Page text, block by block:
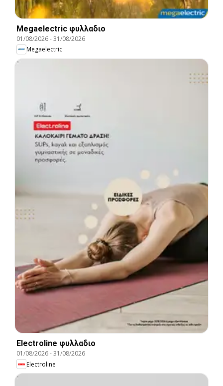
Megaelectric φυλλαδιο
01/08/2026-31/08/2026
Megaelectric
Electroline φυλλαδιο
01/08/2026-31/08/2026
Electroline